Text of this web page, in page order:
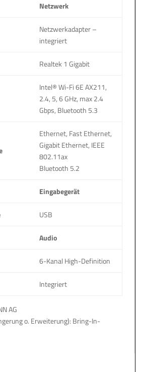
Netzwerk
Netzwerkadapter –
integriert
Realtek 1 Gigabit
Intel® Wi-Fi 6E AX211,
2.4, 5, 6 GHz, max 2.4
Gbps, Bluetooth 5.3
Ethernet, Fast Ethernet,
Gigabit Ethernet, IEEE
802.11ax
Bluetooth 5.2
Eingabegerät
USB
Audio
6-Kanal High-Definition
Integriert
AG
o. Erweiterung): Bring-In-